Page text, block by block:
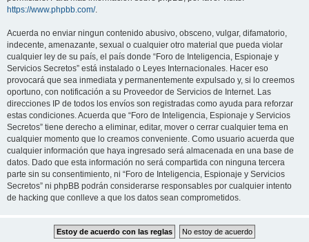
https://www.phpbb.com/.
Acuerda no enviar ningun contenido abusivo, obsceno, vulgar, difamatorio,
indecente, amenazante, sexual o cualquier otro material que pueda violar
cualquier ley de su país, el país donde “Foro de Inteligencia, Espionaje y
Servicios Secretos” está instalado o Leyes Internacionales. Hacer eso
provocará que sea inmediata y permanentemente expulsado y, si lo creemos
oportuno, con notificación a su Proveedor de Servicios de Internet. Las
direcciones IP de todos los envíos son registradas como ayuda para reforzar
estas condiciones. Acuerda que “Foro de Inteligencia, Espionaje y Servicios
Secretos” tiene derecho a eliminar, editar, mover o cerrar cualquier tema en
cualquier momento que lo creamos conveniente. Como usuario acuerda que
cualquier información que haya ingresado será almacenada en una base de
datos. Dado que esta información no será compartida con ninguna tercera
parte sin su consentimiento, ni “Foro de Inteligencia, Espionaje y Servicios
Secretos” ni phpBB podrán considerarse responsables por cualquier intento
de hacking que conlleve a que los datos sean comprometidos.